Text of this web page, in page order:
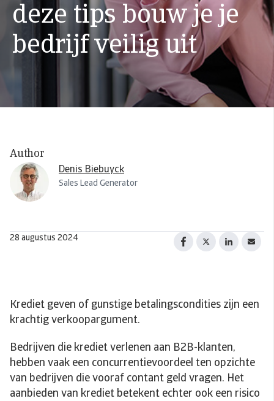
deze tips bouw je je
bedrijf veilig uit
Author
Denis Biebuyck
Sales Lead Generator
28 augustus 2024
Krediet geven of gunstige betalingscondities zijn een
krachtig verkoopargument.
Bedrijven die krediet verlenen aan B2B-klanten,
hebben vaak een concurrentievoordeel ten opzichte
van bedrijven die vooraf contant geld vragen. Het
aanbieden van krediet betekent echter ook een risico